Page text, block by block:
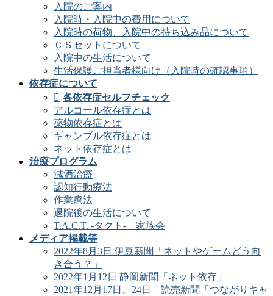
入院のご案内
入院時・入院中の費用について
入院時の荷物、入院中の持ち込み品について
ＣＳセットについて
入院中の生活について
生活保護ご担当者様向け（入院時の確認事項）
依存症について
各依存症セルフチェック
アルコール依存症とは
薬物依存症とは
ギャンブル依存症とは
ネット依存症とは
治療プログラム
減酒治療
認知行動療法
作業療法
退院後の生活について
T.A.C.T. -タクト- 家族会
メディア掲載等
2022年8月3日 伊豆新聞「ネットやゲームどう向
き合う？」
2022年1月12日 静岡新聞「ネット依存」
2021年12月17日、24日 読売新聞「つながりキャ